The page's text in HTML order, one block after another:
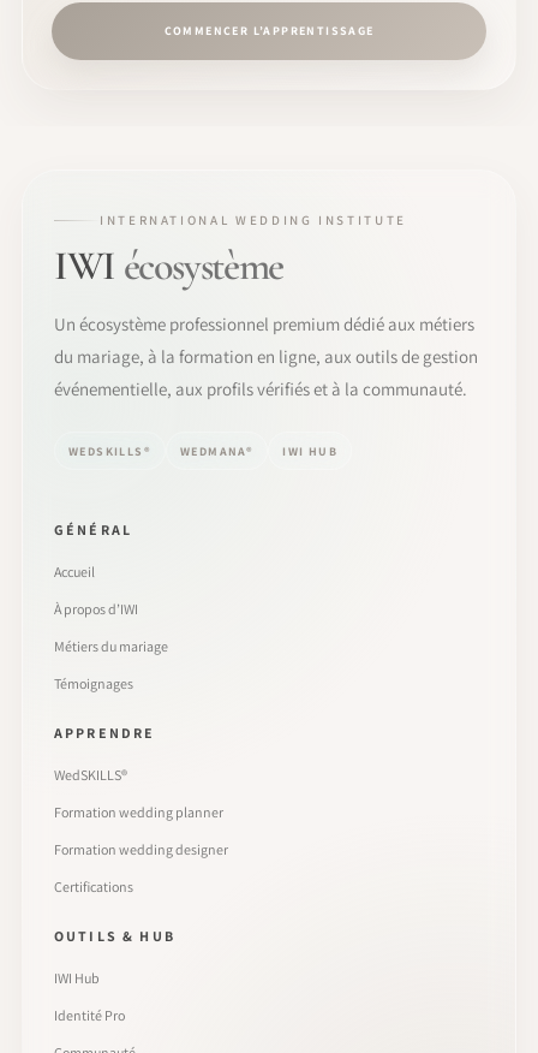
COMMENCER L’APPRENTISSAGE
INTERNATIONAL WEDDING INSTITUTE
IWI écosystème
Un écosystème professionnel premium dédié aux métiers
du mariage, à la formation en ligne, aux outils de gestion
événementielle, aux profils vérifiés et à la communauté.
WEDSKILLS® WEDMANA® IWI HUB
GÉNÉRAL
Accueil
À propos d’IWI
Métiers du mariage
Témoignages
APPRENDRE
WedSKILLS®
Formation wedding planner
Formation wedding designer
Certifications
OUTILS & HUB
IWI Hub
Identité Pro